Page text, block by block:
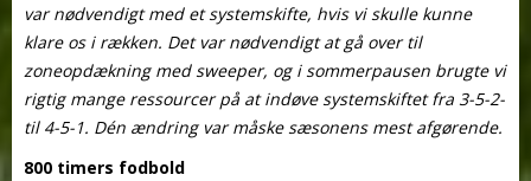
var nødvendigt med et systemskifte, hvis vi skulle kunne
klare os i rækken. Det var nødvendigt at gå over til
zoneopdækning med sweeper, og i sommerpausen brugte vi
rigtig mange ressourcer på at indøve systemskiftet fra 3-5-2-
til 4-5-1. Dén ændring var måske sæsonens mest afgørende.
800 timers fodbold